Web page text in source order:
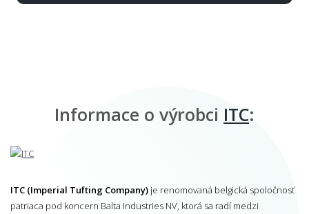
Informace o výrobci ITC:
ITC (Imperial Tufting Company) je renomovaná belgická spoločnosť
patriaca pod koncern Balta Industries NV, ktorá sa radí medzi